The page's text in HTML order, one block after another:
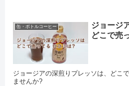
缶・ボトルコーヒー
ジョージ
どこで売
ジョージアの深煎りプレッソは、どこ
ませんか?